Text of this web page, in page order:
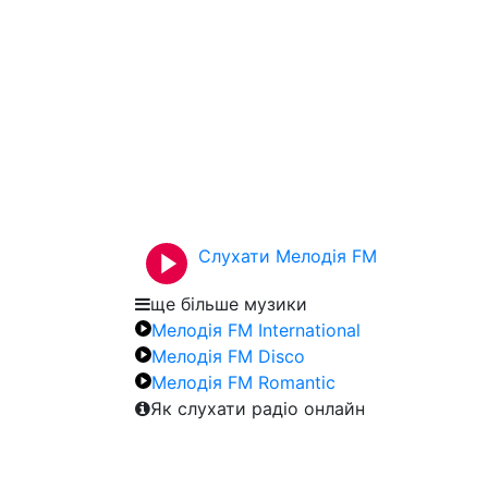
Слухати Мелодія FM
ще більше музики
Мелодія FM International
Мелодія FM Disco
Мелодія FM Romantic
Як слухати радіо онлайн